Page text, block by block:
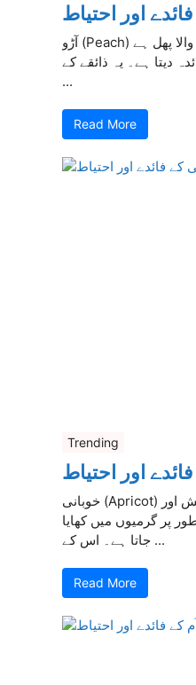
اور احتیاط
آڑو (Peach) ایک رسیلا اور ٹھنڈک دینے والا پھل ہے
دیتا ہے۔ یہ ذائقے کے
...
Read More
Trending
اور احتیاط
خوبانی (Apricot) ایک نہایت صحت بخش اور
پر گرمیوں میں کھایا
جاتا ہے۔ اس کے ...
Read More